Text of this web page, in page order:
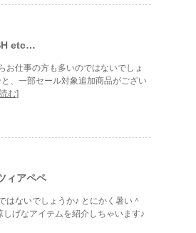
etc…
お仕事の方も多いのではないでしょ
、一部セール対象追加商品がござい
む]
ィアペペ
ないでしょうか♪ とにかく暑い＾
げなアイテムを紹介しちゃいます♪